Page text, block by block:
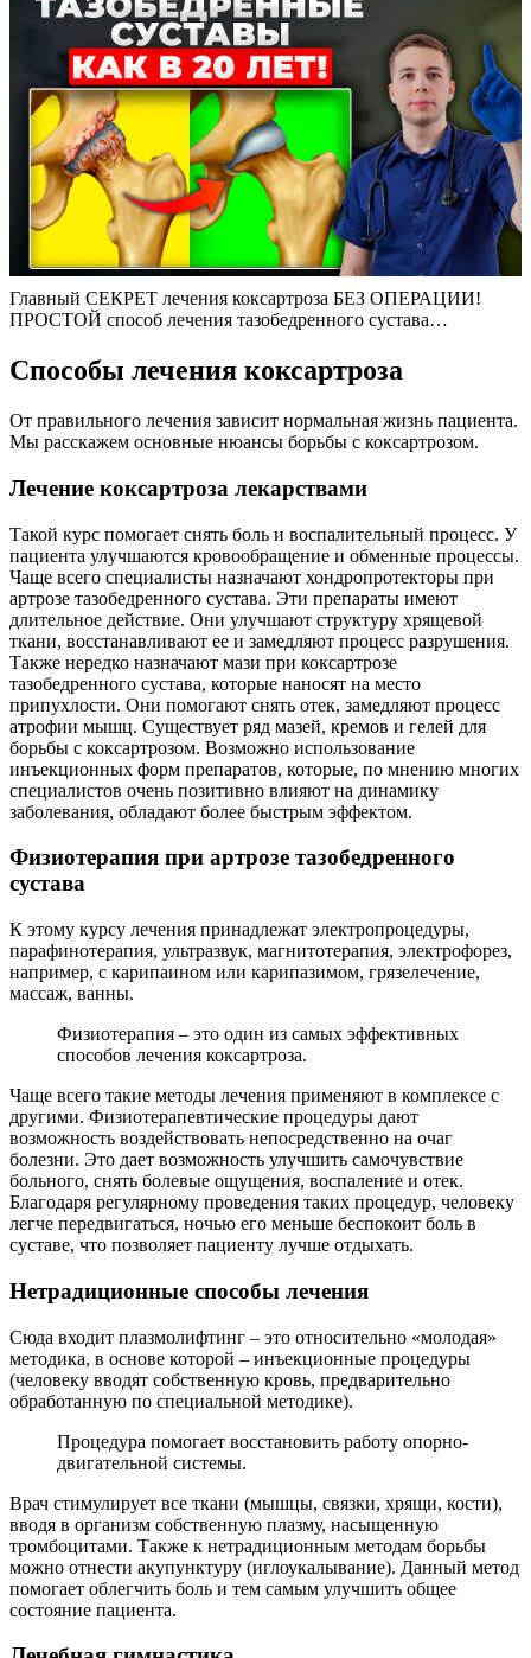
Главный СЕКРЕТ лечения коксартроза БЕЗ ОПЕРАЦИИ!
ПРОСТОЙ способ лечения тазобедренного сустава…
Способы лечения коксартроза
От правильного лечения зависит нормальная жизнь пациента.
Мы расскажем основные нюансы борьбы с коксартрозом.
Лечение коксартроза лекарствами
Такой курс помогает снять боль и воспалительный процесс. У
пациента улучшаются кровообращение и обменные процессы.
Чаще всего специалисты назначают хондропротекторы при
артрозе тазобедренного сустава. Эти препараты имеют
длительное действие. Они улучшают структуру хрящевой
ткани, восстанавливают ее и замедляют процесс разрушения.
Также нередко назначают мази при коксартрозе
тазобедренного сустава, которые наносят на место
припухлости. Они помогают снять отек, замедляют процесс
атрофии мышц. Существует ряд мазей, кремов и гелей для
борьбы с коксартрозом. Возможно использование
инъекционных форм препаратов, которые, по мнению многих
специалистов очень позитивно влияют на динамику
заболевания, обладают более быстрым эффектом.
Физиотерапия при артрозе тазобедренного
сустава
К этому курсу лечения принадлежат электропроцедуры,
парафинотерапия, ультразвук, магнитотерапия, электрофорез,
например, с карипаином или карипазимом, грязелечение,
массаж, ванны.
Физиотерапия – это один из самых эффективных
способов лечения коксартроза.
Чаще всего такие методы лечения применяют в комплексе с
другими. Физиотерапевтические процедуры дают
возможность воздействовать непосредственно на очаг
болезни. Это дает возможность улучшить самочувствие
больного, снять болевые ощущения, воспаление и отек.
Благодаря регулярному проведения таких процедур, человеку
легче передвигаться, ночью его меньше беспокоит боль в
суставе, что позволяет пациенту лучше отдыхать.
Нетрадиционные способы лечения
Сюда входит плазмолифтинг – это относительно «молодая»
методика, в основе которой – инъекционные процедуры
(человеку вводят собственную кровь, предварительно
обработанную по специальной методике).
Процедура помогает восстановить работу опорно-
двигательной системы.
Врач стимулирует все ткани (мышцы, связки, хрящи, кости),
вводя в организм собственную плазму, насыщенную
тромбоцитами. Также к нетрадиционным методам борьбы
можно отнести акупунктуру (иглоукалывание). Данный метод
помогает облегчить боль и тем самым улучшить общее
состояние пациента.